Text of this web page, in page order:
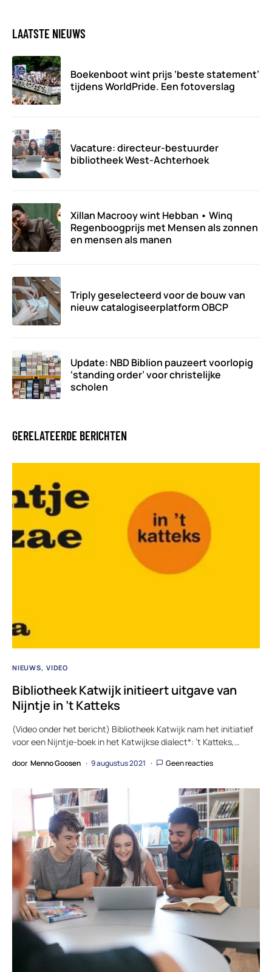
LAATSTE NIEUWS
Boekenboot wint prijs ‘beste statement’
tijdens WorldPride. Een fotoverslag
Vacature: directeur-bestuurder
bibliotheek West-Achterhoek
Xillan Macrooy wint Hebban • Winq
Regenboogprijs met Mensen als zonnen
en mensen als manen
Triply geselecteerd voor de bouw van
nieuw catalogiseerplatform OBCP
Update: NBD Biblion pauzeert voorlopig
‘standing order’ voor christelijke
scholen
GERELATEERDE BERICHTEN
NIEUWS VIDEO
Bibliotheek Katwijk initieert uitgave van
Nijntje in ’t Katteks
(Video onder het bericht) Bibliotheek Katwijk nam het initiatief
voor een Nijntje-boek in het Katwijkse dialect*: ’t Katteks,…
door Menno Goosen 9 augustus 2021 Geen reacties